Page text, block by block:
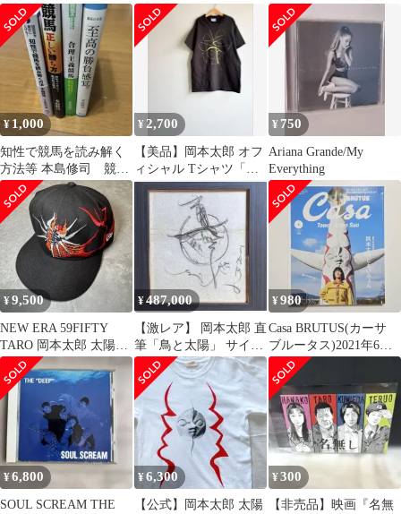
径10cm 新品未開封
¥1,000
知性で競馬を読み解く
方法等 本島修司 競馬
本セット
¥ 2,700
【美品】岡本太郎 オフ
ィシャル Tシャツ「少
女」Hanes
¥ 750
Ariana Grande/My
Everything
¥9,500
NEW ERA 59FIFTY
TARO 岡本太郎 太陽の
塔 刺繍 7 1/2
¥487,000
【激レア】 岡本太郎 直
筆「鳥と太陽」 サイン
色紙 イラスト
¥980
Casa BRUTUS(カーサ
ブルータス)2021年6月
岡本太郎 あいみょん
¥6,800
SOUL SCREAM THE
¥6,300
【公式】岡本太郎 太陽
¥300
【非売品】映画『名無